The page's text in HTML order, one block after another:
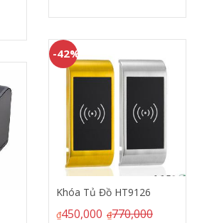
-42%
Khóa Tủ Đồ HT9126
₫450,000 ₫770,000